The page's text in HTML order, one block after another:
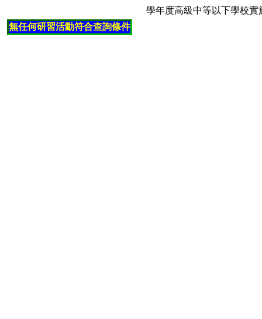
學年度高級中等以下學校
無任何研習活動符合查詢條件